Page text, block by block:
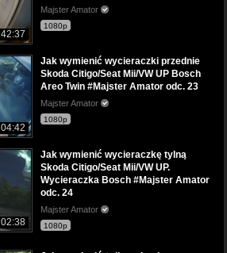
42:37
Majster Amator
1080p
04:42
Jak wymienić wycieraczki przednie
Skoda Citigo/Seat Mii/VW UP Bosch
Areo Twin #Majster Amator odc. 23
Majster Amator
1080p
02:38
Jak wymienić wycieraczkę tylną
Skoda Citigo/Seat Mii/VW UP.
Wycieraczka Bosch #Majster Amator
odc. 24
Majster Amator
1080p